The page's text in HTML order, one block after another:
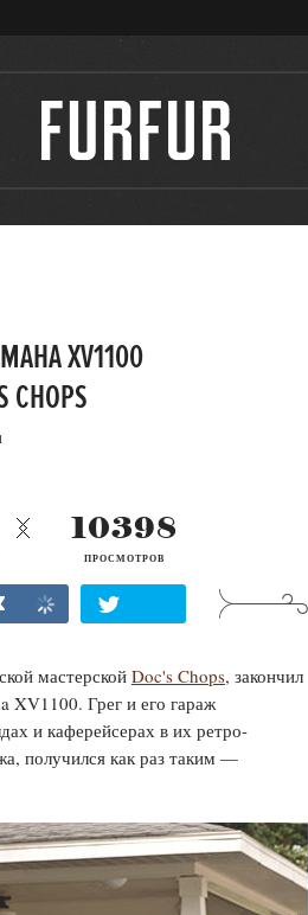
XV1100
10398
ПРОСМОТРОВ
мастерской Doc's Chops, закончил
XV1100. Грег и его гараж
и каферейсерах в их ретро-
получился как раз таким —